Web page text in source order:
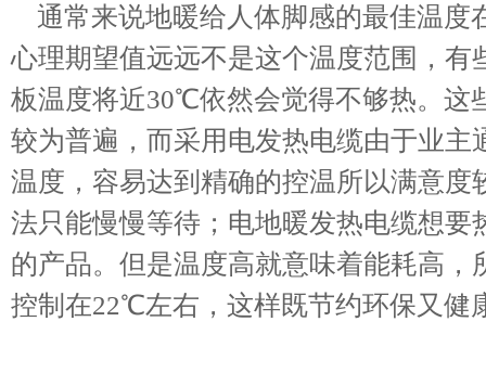
通常来说地暖给人体脚感的最佳温度
心理期望值远远不是这个温度范围，
板温度将近30℃依然会觉得不够热。这
较为普遍，而采用电发热电缆由于业
温度，容易达到精确的控温所以满意
法只能慢慢等待；电地暖发热电缆想
的产品。但是温度高就意味着能耗高
控制在22℃左右，这样既节约环保又健